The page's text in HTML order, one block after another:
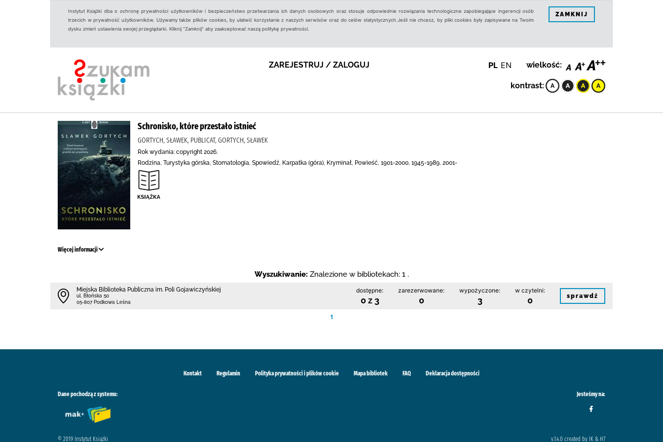
Instytut Książki dba o ochronę prywatności użytkowników i bezpieczeństwo przetwarzania ich danych osobowych oraz stosuje odpowiednie rozwiązania technologiczne zapobiegające ingerencji osób
trzecich w prywatność użytkowników. Używamy także plików cookies, by ułatwić korzystanie z naszych serwisów oraz do celów statystycznych.Jeśli nie chcesz, by pliki cookies były zapisywane na Twoim
dysku zmień ustawienia swojej przeglądarki. Kliknij "Zamknij" aby zaakceptować naszą politykę prywatności.
ZAMKNIJ
ZAREJESTRUJ / ZALOGUJ PL EN wielkość:
kontrast:
Schronisko, które przestało istnieć
GORTYCH, SŁAWEK, PUBLICAT, GORTYCH, SŁAWEK
Rok wydania: copyright 2026.
Rodzina, Turystyka górska, Stomatologia, Spowiedź, Karpatka (góra), Kryminał, Powieść, 1901-2000, 1945-1989, 2001-
Więcej informacji
Wyszukiwanie: Znalezione w bibliotekach: 1 .
Miejska Biblioteka Publiczna im. Poli Gojawiczyńskiej
ul. Błońska 50
05-807 Podkowa Leśna
dostępne:
0 z 3
zarezerwowane:
0
wypożyczone:
3
w czytelni:
0 sprawdź
1
Kontakt Regulamin Polityka prywatności i plików cookie Mapa bibliotek FAQ Deklaracja dostępności
Dane pochodzą z systemu: Jesteśmy na:
© 2019 Instytut Książki v.1.4.0 created by IK & H7